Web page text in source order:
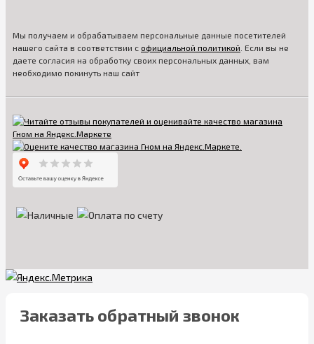
Мы получаем и обрабатываем персональные данные посетителей
нашего сайта в соответствии с официальной политикой . Если вы не
даете согласия на обработку своих персональных данных, вам
необходимо покинуть наш сайт
Заказать обратный звонок